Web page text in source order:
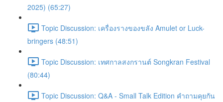
2025) (65:27)
Topic Discussion: เครื่องรางของขลัง Amulet or Luck-
bringers (48:51)
Topic Discussion: เทศกาลสงกรานต์ Songkran Festival
(80:44)
Topic Discussion: Q&A - Small Talk Edition คำถามคุยกัน